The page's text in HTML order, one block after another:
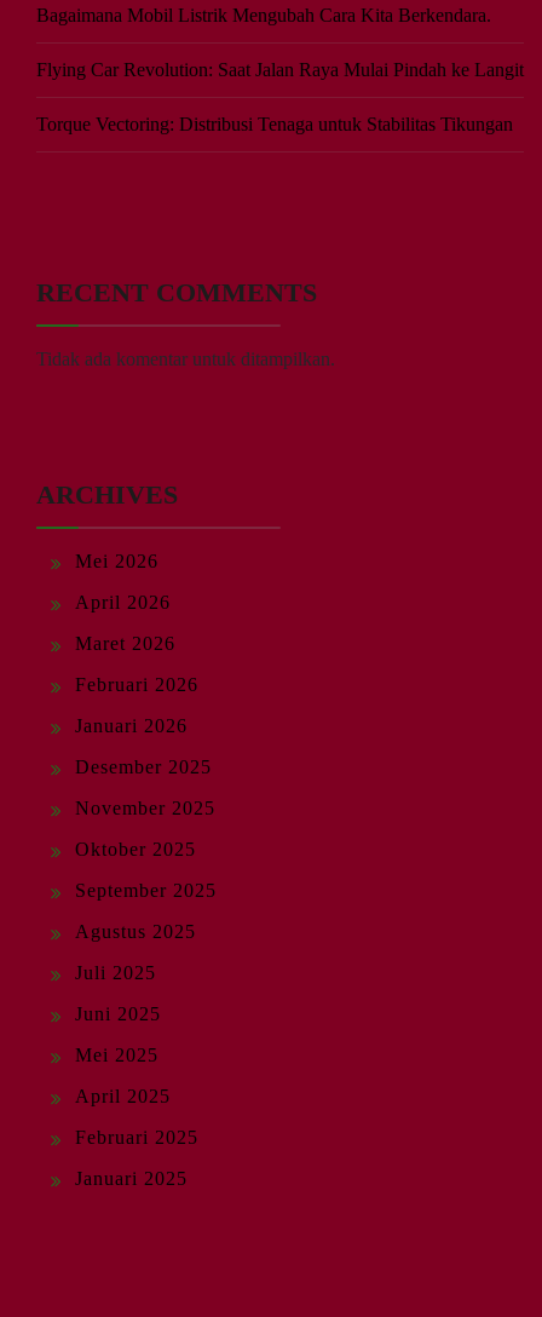
Bagaimana Mobil Listrik Mengubah Cara Kita Berkendara.
Flying Car Revolution: Saat Jalan Raya Mulai Pindah ke Langit
Torque Vectoring: Distribusi Tenaga untuk Stabilitas Tikungan
RECENT COMMENTS
Tidak ada komentar untuk ditampilkan.
ARCHIVES
Mei 2026
April 2026
Maret 2026
Februari 2026
Januari 2026
Desember 2025
November 2025
Oktober 2025
September 2025
Agustus 2025
Juli 2025
Juni 2025
Mei 2025
April 2025
Februari 2025
Januari 2025